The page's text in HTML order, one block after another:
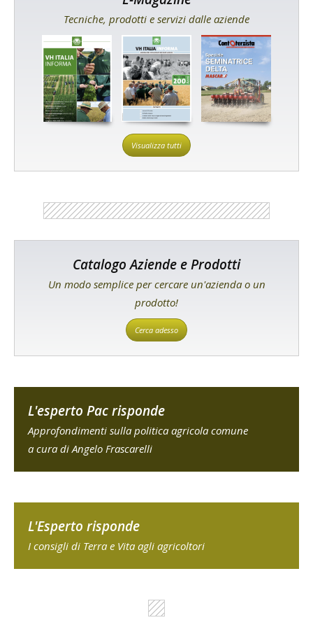
Tecniche, prodotti e servizi dalle aziende
Visualizza tutti
Catalogo Aziende e Prodotti
Un modo semplice per cercare un'azienda o un
prodotto!
Cerca adesso
L'esperto Pac risponde
Approfondimenti sulla politica agricola comune
a cura di Angelo Frascarelli
L'Esperto risponde
I consigli di Terra e Vita agli agricoltori